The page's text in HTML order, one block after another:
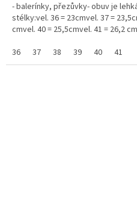
- balerínky, přezůvky- obuv je
stélky:vel. 36 = 23cmvel. 37 =
cmvel. 40 = 25,5cmvel. 41 = 26,2 cm
36
37 38 39 40 41